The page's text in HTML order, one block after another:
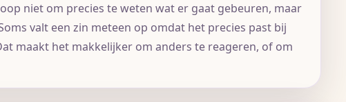
niet om precies te weten wat er gaat gebeuren, maar
valt een zin meteen op omdat het precies past bij
maakt het makkelijker om anders te reageren, of om